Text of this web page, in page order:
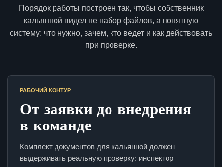
Порядок работы построен так, чтобы собственник
кальянной видел не набор файлов, а понятную
систему: что нужно, зачем, кто ведет и как действовать
при проверке.
РАБОЧИЙ КОНТУР
От заявки до внедрения
в команде
Комплект документов для кальянной должен
выдерживать реальную проверку: инспектор